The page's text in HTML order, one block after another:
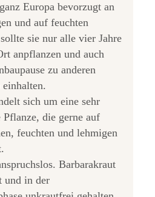
Europa bevorzugt an
und auf feuchten
sie nur alle vier Jahre
anpflanzen und auch
zu anderen
sich um eine sehr
Pflanze, die gerne auf
feuchten und lehmigen
Barbarakraut
und in der